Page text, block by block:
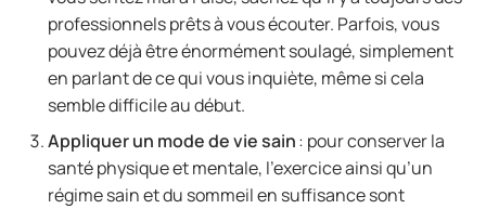
professionnels prêts à vous écouter. Parfois, vous
pouvez déjà être énormément soulagé, simplement
en parlant de ce qui vous inquiète, même si cela
semble difficile au début.
Appliquer un mode de vie sain: pour conserver la
santé physique et mentale, l’exercice ainsi qu’un
régime sain et du sommeil en suffisance sont